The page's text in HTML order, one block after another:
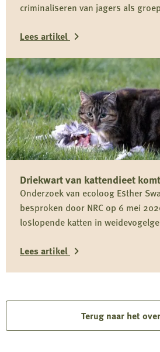
criminaliseren van jagers als
Lees artikel
Lees
meer
over
Reactie
Koninklijke
Nederlandse
Jagersvereniging
rapport
over
vermeende
wolvenstroperij
Driekwart van kattendieet
Onderzoek van ecoloog Esther
besproken door NRC op 6 mei
loslopende katten in
onderdeel zijn van het
Lees artikel
Driekwart
Terug naar het